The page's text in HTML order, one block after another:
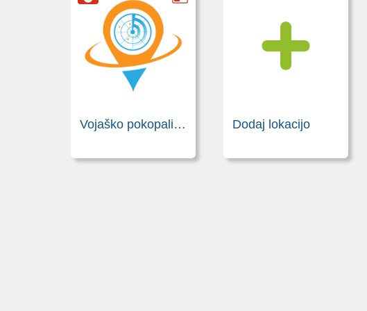
Vojaško pokopališče padlih v 1. sv vojni Dodaj lokacijo